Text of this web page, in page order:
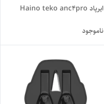
ایرپاد Haino teko anc4pro
ناموجود